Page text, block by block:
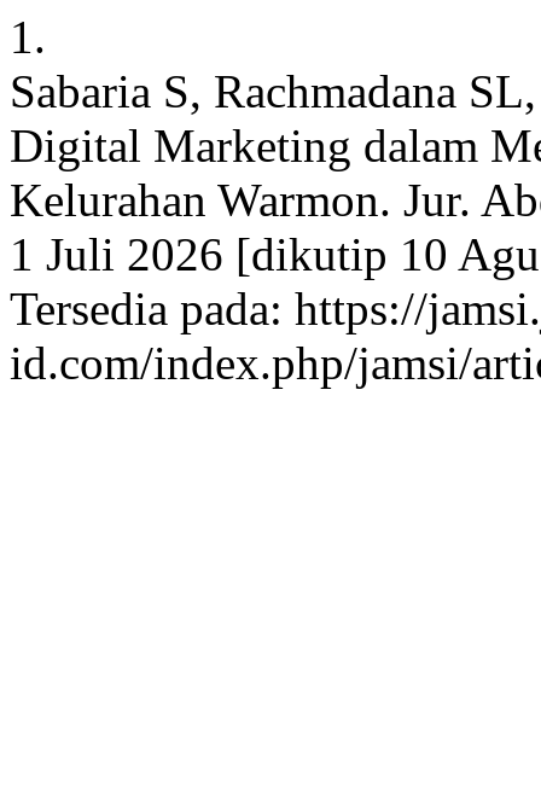
1.
Sabaria S, Rachmadana
Digital Marketing dalam
Kelurahan Warmon. Jur.
1 Juli 2026 [dikutip 10
Tersedia pada: https://
id.com/index.php/jamsi/